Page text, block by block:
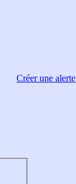
Créer une alerte